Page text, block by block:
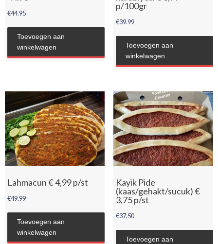
€44.95
Toevoegen aan
winkelwagen
p/100gr
€39.99
Toevoegen aan
winkelwagen
Lahmacun € 4,99 p/st
€49.99
Toevoegen aan
winkelwagen
Kayik Pide
(kaas/gehakt/sucuk) €
3,75 p/st
€37.50
Toevoegen aan